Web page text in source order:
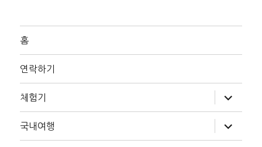
홈
연락하기
체험기
위
메
확
장
국내여행
위
메